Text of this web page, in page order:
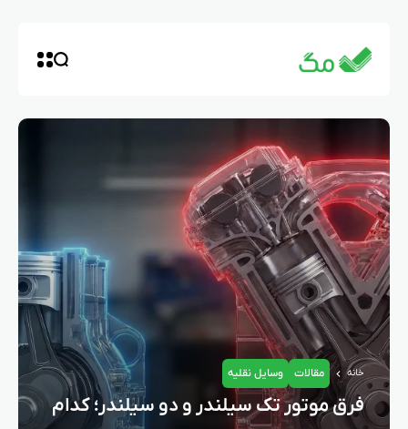
خانه مقالات وسایل نقلیه
فرق موتور تک سیلندر و دو سیلندر؛ کدام